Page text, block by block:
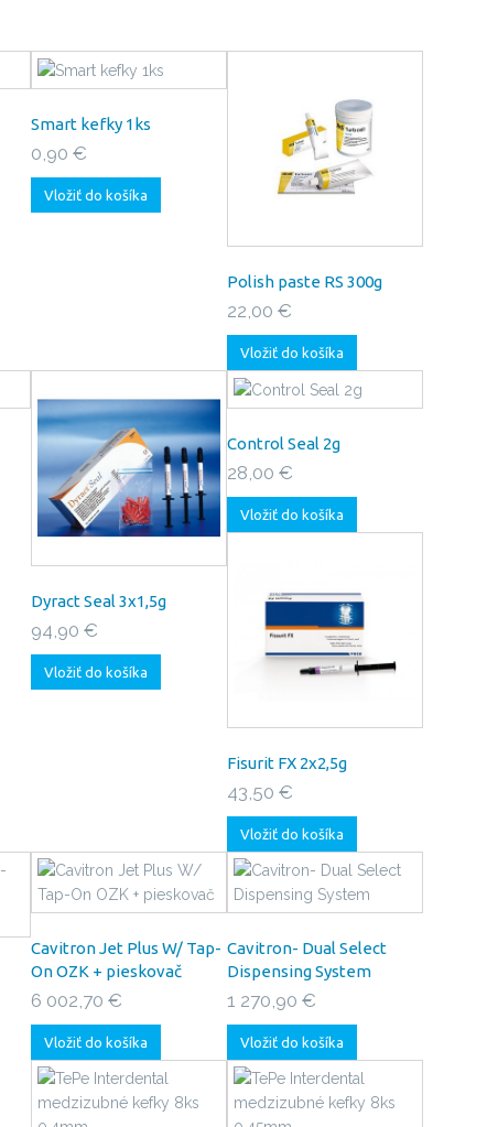
Smart kefky 1ks
0,90 €
Vložiť do košíka
Polish paste RS 300g
22,00 €
Vložiť do košíka
Dyract Seal 3x1,5g
94,90 €
Vložiť do košíka
Control Seal 2g
28,00 €
Vložiť do košíka
Fisurit FX 2x2,5g
43,50 €
Vložiť do košíka
Cavitron Jet Plus W/ Tap-
On OZK + pieskovač
6 002,70 €
Vložiť do košíka
Cavitron- Dual Select
Dispensing System
1 270,90 €
Vložiť do košíka